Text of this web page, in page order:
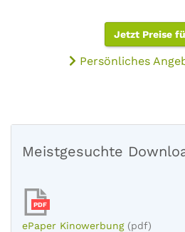
Jetzt Preise
Persönliches
Meistgesuchte
PDF
ePaper Kinowerbung (pdf)